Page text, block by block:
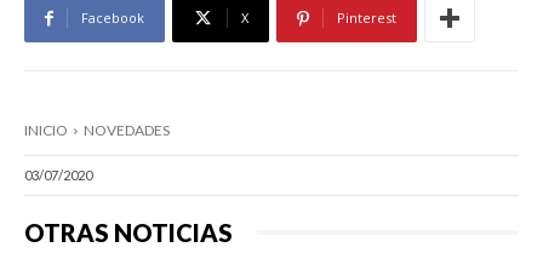
Facebook X Pinterest
INICIO NOVEDADES
03/07/2020
OTRAS NOTICIAS